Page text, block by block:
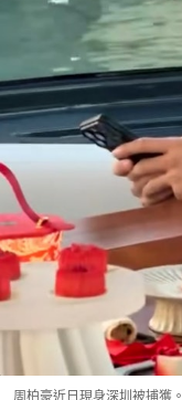
周柏豪近日現身深圳被捕獲